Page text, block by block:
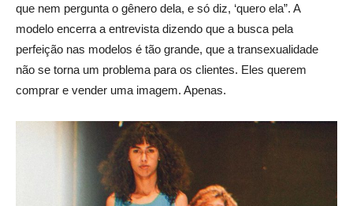
que nem pergunta o gênero dela, e só diz, ‘quero ela”. A
modelo encerra a entrevista dizendo que a busca pela
perfeição nas modelos é tão grande, que a transexualidade
não se torna um problema para os clientes. Eles querem
comprar e vender uma imagem. Apenas.